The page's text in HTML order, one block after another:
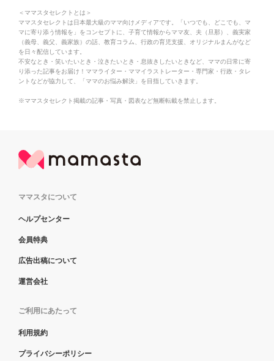
＜ママスタセレクトとは＞
ママスタセレクトは日本最大級のママ向けメディアです。「いつでも、どこでも、マ
マに寄り添う情報を」をコンセプトに、子育て情報からママ友、夫（旦那）、義実家
（義母、義父、義家族）の話、教育コラム、行政の育児支援、オリジナルまんがなど
を日々配信しています。
不安なとき・笑いたいとき・泣きたいとき・息抜きしたいときなど、ママの日常に寄
り添った記事をお届け！ママライター・ママイラストレーター・専門家・行政・タレ
ントなどが協力して、「ママのお悩み解決」を目指していきます。
※ママスタセレクト掲載の記事・写真・図表など無断転載を禁止します。
ママスタについて
ヘルプセンター
会員特典
広告出稿について
運営会社
ご利用にあたって
利用規約
プライバシーポリシー